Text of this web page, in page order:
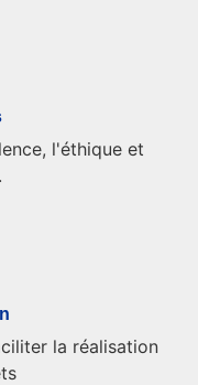
l'éthique et
la réalisation